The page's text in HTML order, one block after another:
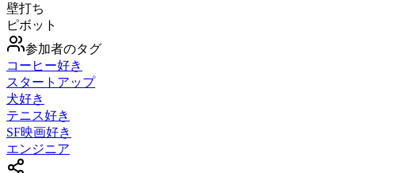
壁打ち
ピボット
参加者のタグ
コーヒー好き
スタートアップ
犬好き
テニス好き
SF映画好き
エンジニア